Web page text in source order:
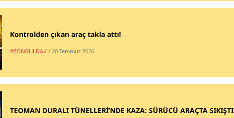
Kontrolden çıkan araç takla attı!
#ZONGULDAK / 20 Temmuz 2026
TEOMAN DURALI TÜNELLERİ’NDE KAZA: SÜRÜCÜ ARAÇTA SIKIŞTI